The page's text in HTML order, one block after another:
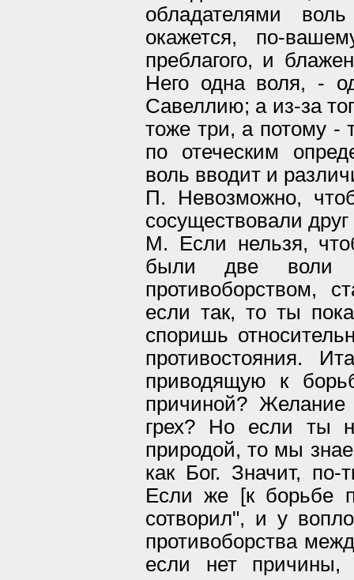
обладателями
окажется, по-
преблагого, и
Него одна воля, -
Савеллию; а из-за
тоже три, а потому -
по отеческим
воль вводит и
П. Невозможно,
сосуществовали
М. Если нельзя,
были две воли
противоборством,
если так, то ты
споришь
противостояния.
приводящую к
причиной?
грех? Но если ты
природой, то мы
как Бог. Значит, по-
Если же [к борьбе
сотворил", и у
противоборства
если нет